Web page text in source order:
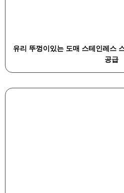
유리 뚜껑이있는 도매 스테인레스
공급